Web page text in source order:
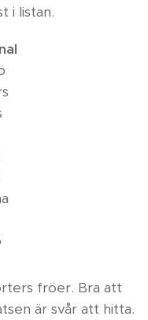
i listan.
fröer. Bra att
är svår att hitta.